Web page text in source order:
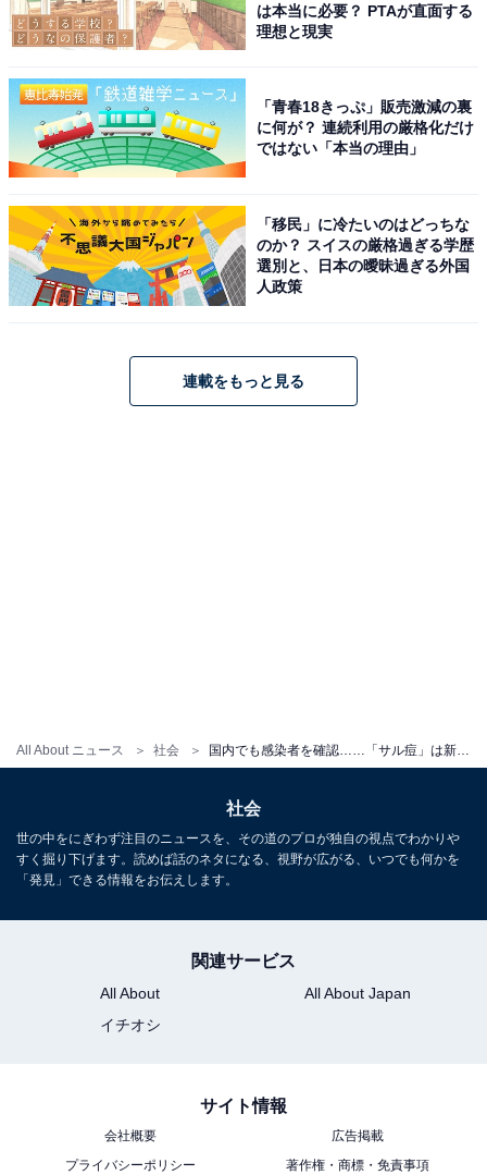
All About ニュース 社会
サル痘予防に、天然痘ワクチンの予防接種は必要
含めた世界各国では、天然痘ワクチンがいつでも使える
いうわけです。
ないかと思われるかもしれませんが、まだその必要はな
いでしょう。ワクチン接種にはリスクも伴いますので、
定期予防接種化は時期尚早と思われます。
サル痘にも有効な天然痘治療薬
は本当に必要？ PTAが直面する
理想と現実
「青春18きっぷ」販売激減の裏
に何が？ 連続利用の厳格化だけ
ではない「本当の理由」
「移民」に冷たいのはどっちな
のか？ スイスの厳格過ぎる学歴
選別と、日本の曖昧過ぎる外国
人政策
連載をもっと見る
社会
世の中をにぎわず注目のニュースを、その道のプロが独自の視点でわかりや
すく掘り下げます。読めば話のネタになる、視野が広がる、いつでも何かを
「発見」できる情報をお伝えします。
関連サービス
All About
All About Japan
イチオシ
サイト情報
会社概要
広告掲載
プライバシーポリシー
著作権・商標・免責事項